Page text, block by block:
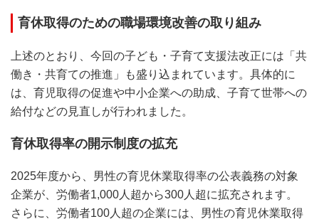
育休取得のための職場環境改善の取り組み
上述のとおり、今回の子ども・子育て支援法改正には「共
働き・共育ての推進」も盛り込まれています。具体的に
は、育児取得の促進や中小企業への助成、子育て世帯への
給付などの見直しが行われました。
育休取得率の開示制度の拡充
2025年度から、男性の育児休業取得率の公表義務の対象
企業が、労働者1,000人超から300人超に拡充されます。
さらに、労働者100人超の企業には、男性の育児休業取得